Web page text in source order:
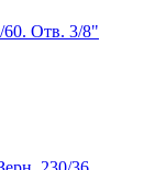
60. Отв. 3/8"